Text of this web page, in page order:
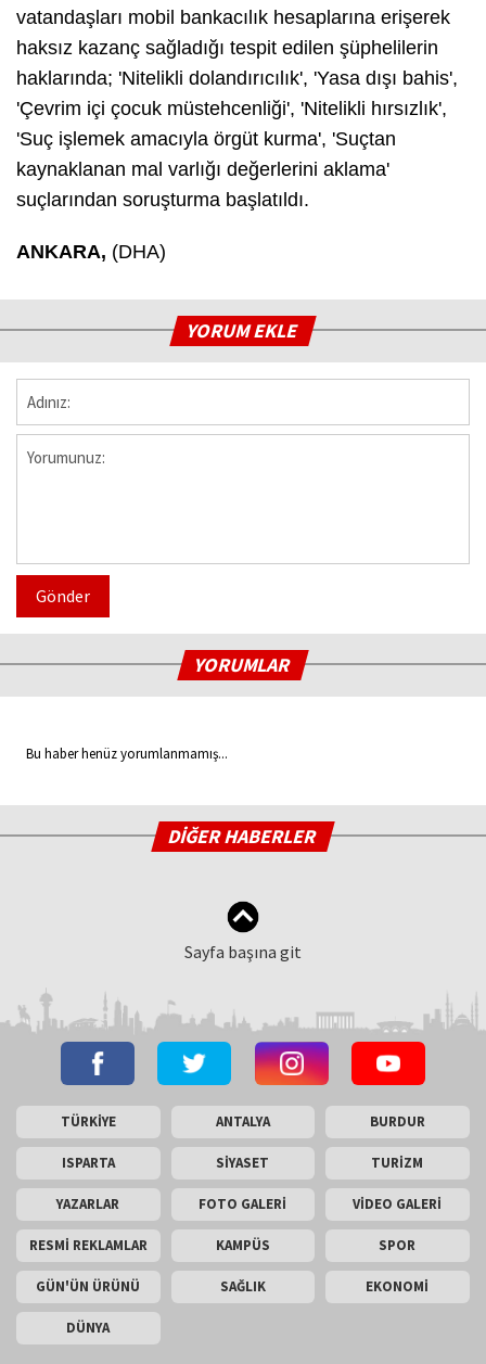
vatandaşları mobil bankacılık hesaplarına erişerek
haksız kazanç sağladığı tespit edilen şüphelilerin
haklarında; 'Nitelikli dolandırıcılık', 'Yasa dışı bahis',
'Çevrim içi çocuk müstehcenliği', 'Nitelikli hırsızlık',
'Suç işlemek amacıyla örgüt kurma', 'Suçtan
kaynaklanan mal varlığı değerlerini aklama'
suçlarından soruşturma başlatıldı.
ANKARA, (DHA)
YORUM EKLE
Gönder
YORUMLAR
Bu haber henüz yorumlanmamış...
DİĞER HABERLER
Sayfa başına git
TÜRKİYE ANTALYA BURDUR
ISPARTA SİYASET TURİZM
YAZARLAR FOTO GALERİ VİDEO GALERİ
RESMİ REKLAMLAR KAMPÜS SPOR
GÜN'ÜN ÜRÜNÜ SAĞLIK EKONOMİ
DÜNYA